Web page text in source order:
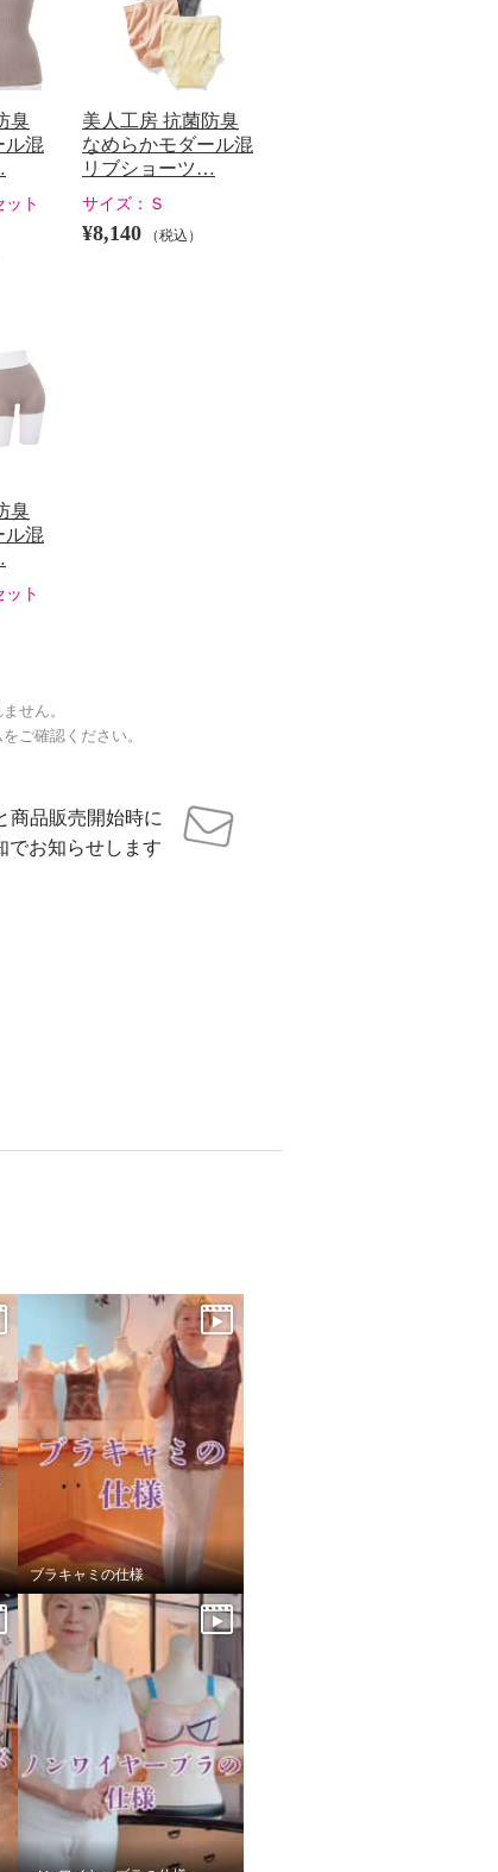
臭
ル混
ット
美人工房 抗菌防臭
なめらかモダール混
リブショーツ…
サイズ： Ｓ
¥8,140 （税込）
臭
ル混
ット
せん。
ご確認ください。
商品販売開始時に
でお知らせします
ブラキャミの仕様